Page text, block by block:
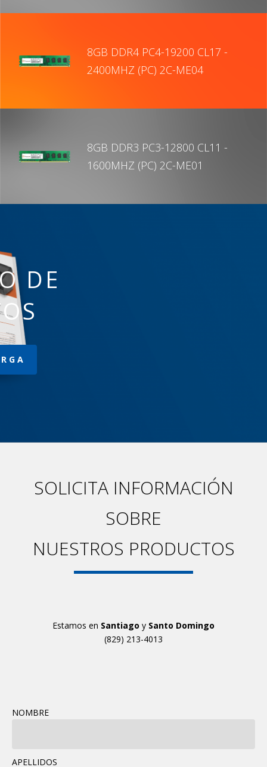
8GB DDR4 PC4-19200 CL17 -
2400MHZ (PC) 2C-ME04
8GB DDR3 PC3-12800 CL11 -
1600MHZ (PC) 2C-ME01
DE
SOLICITA INFORMACIÓN
SOBRE
NUESTROS PRODUCTOS
Estamos en Santiago y Santo Domingo
(829) 213-4013
NOMBRE
APELLIDOS